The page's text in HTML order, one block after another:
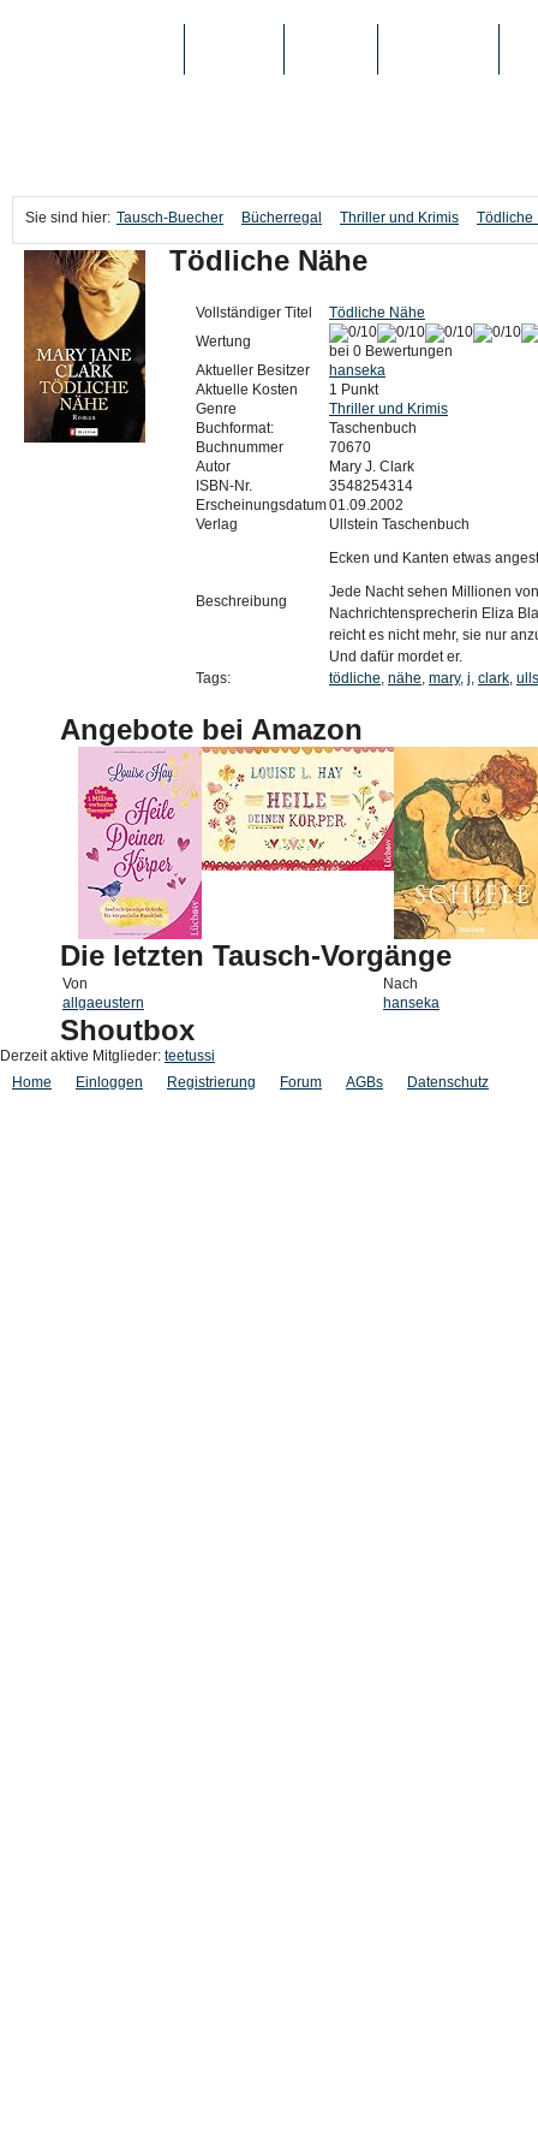
Sie sind hier: Tausch-Buecher Bücherregal Thriller und Krimis Tödliche
Tödliche Nähe
Vollständiger Titel
Tödliche Nähe
Wertung
bei 0 Bewertungen
Aktueller Besitzer
hanseka
Aktuelle Kosten
1 Punkt
Genre
Thriller und Krimis
Buchformat:
Taschenbuch
Buchnummer
70670
Autor
Mary J. Clark
ISBN-Nr.
3548254314
Erscheinungsdatum01.09.2002
Verlag
Ullstein Taschenbuch
Beschreibung
Ecken und Kanten etwas
Jede Nacht sehen Millionen
Nachrichtensprecherin Eliza
reicht es nicht mehr, sie nur
Und dafür mordet er.
Tags:
tödliche, nähe, mary, j, clark,
Angebote bei Amazon
Die letzten Tausch-Vorgänge
Von
Nach
allgaeustern
hanseka
Shoutbox
Derzeit aktive Mitglieder: teetussi
Home
Einloggen Registrierung Forum AGBs Datenschutz